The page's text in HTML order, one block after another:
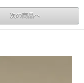
次の商品へ